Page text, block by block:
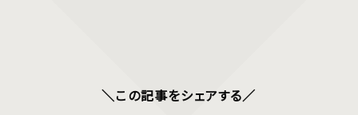
＼この記事をシェアする／